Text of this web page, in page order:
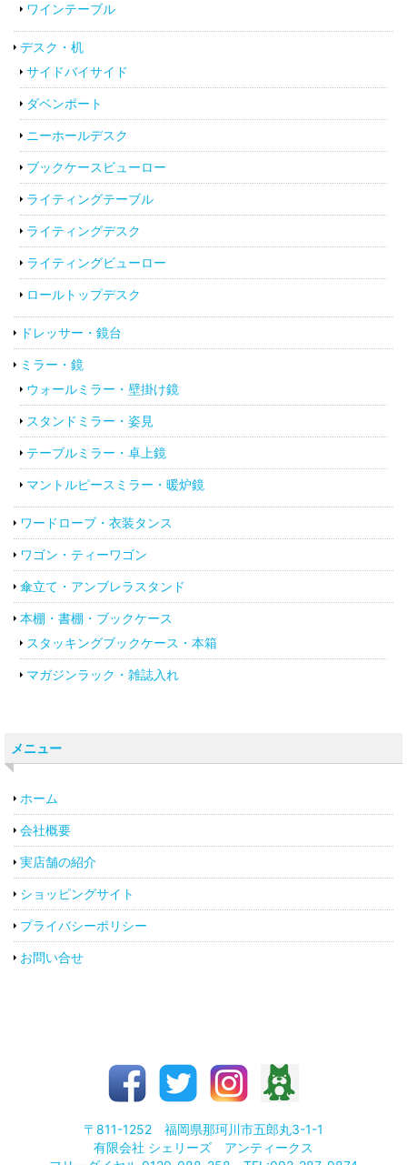
ワインテーブル
デスク・机
サイドバイサイド
ダベンポート
ニーホールデスク
ブックケースビューロー
ライティングテーブル
ライティングデスク
ライティングビューロー
ロールトップデスク
ドレッサー・鏡台
ミラー・鏡
ウォールミラー・壁掛け鏡
スタンドミラー・姿見
テーブルミラー・卓上鏡
マントルピースミラー・暖炉鏡
ワードローブ・衣装タンス
ワゴン・ティーワゴン
傘立て・アンブレラスタンド
本棚・書棚・ブックケース
スタッキングブックケース・本箱
マガジンラック・雑誌入れ
メニュー
ホーム
会社概要
実店舗の紹介
ショッピングサイト
プライバシーポリシー
お問い合せ
〒811-1252 福岡県那珂川市五郎丸3-1-1
有限会社 シェリーズ アンティークス